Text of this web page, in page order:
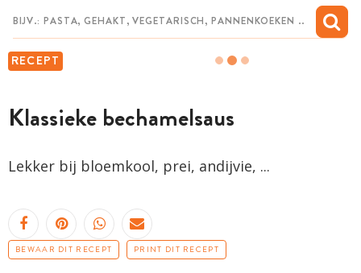
RECEPT
Klassieke bechamelsaus
Lekker bij bloemkool, prei, andijvie, ...
BEWAAR DIT RECEPT PRINT DIT RECEPT
MIJN BEWAARDE RECEPTEN